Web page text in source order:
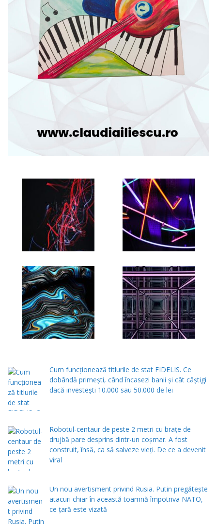
Cum funcționează titlurile de stat FIDELIS. Ce
dobândă primești, când încasezi banii şi cât câștigi
dacă investești 10.000 sau 50.000 de lei
Robotul-centaur de peste 2 metri cu brațe de
drujbă pare desprins dintr-un coșmar. A fost
construit, însă, ca să salveze vieți. De ce a devenit
viral
Un nou avertisment privind Rusia. Putin pregăteşte
atacuri chiar în această toamnă împotriva NATO,
ce țară este vizată